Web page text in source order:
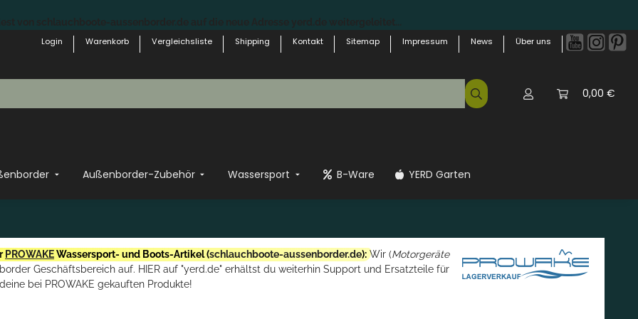
Login
Warenkorb Vergleichsliste Shipping Kontakt Sitemap Impressum News Über uns
0,00 €
Außenborder-Zubehör Wassersport B-Ware YERD Garten
PROWAKEWassersport- und Boots-Artikel (schlauchboote-aussenborder.de): Wir (Motorgeräte
Geschäftsbereich auf. HIER auf "yerd.de" erhältst du weiterhin Support und Ersatzteile für
deine bei PROWAKE gekauften Produkte!